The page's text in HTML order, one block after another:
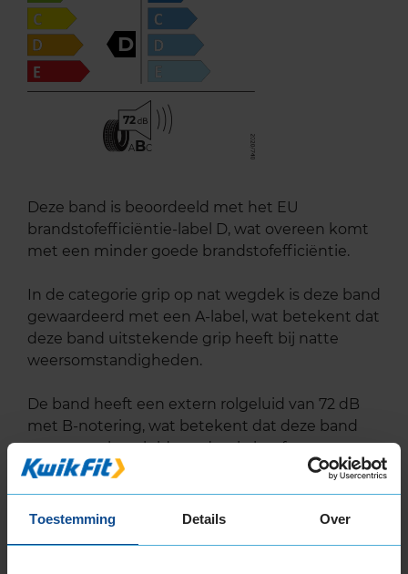
Toestemming Details Over
D
72
ABC
Deze band is beoordeeld met het EU
brandstofefficiëntie-label D, wat overeen komt
met een minder goede brandstofefficiëntie.
In de categorie grip op nat wegdek is deze band
gewaardeerd met een A-label, wat betekent dat
deze band uitstekende grip heeft bij natte
weersomstandigheden.
De band heeft een extern rolgeluid van 72 dB
met B-notering, wat betekent dat deze band
een normale geluidsproductie heeft.
Wil je nog meer informatie over het
bandenlabel van deze band, klik dan
hier